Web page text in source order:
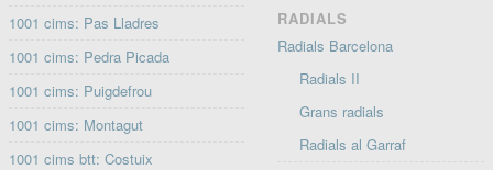
1001 cims: Pas Lladres
1001 cims: Pedra Picada
1001 cims: Puigdefrou
1001 cims: Montagut
1001 cims btt: Costuix
RADIALS
Radials Barcelona
Radials II
Grans radials
Radials al Garraf